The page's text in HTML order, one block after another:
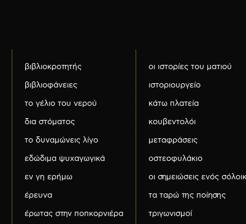
βιβλιοκροτητής
βιβλιοφάνειες
το γέλιο του νερού
δια στόματος
το δυναμώνεις λίγο
εδώδιμα ψυχαγωγικά
εν γη ερήμω
έρευνα
έρωτας στην ποπκορνιέρα
οι ιστορίες του ματιού
ιστοριουργείο
κάτω πλατεία
κουβεντολόι
μεταφράσεις
οστεοφυλάκιο
οι σημειώσεις ενός
τα ταρώ της ποίησης
τριγωνισμοί